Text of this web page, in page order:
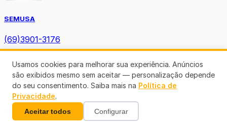
SEMUSA
(69)3901-3176
Diário Oficial TCE-RO
Usamos cookies para melhorar sua experiência. Anúncios
são exibidos mesmo sem aceitar — personalização depende
do seu consentimento. Saiba mais na Política de
Privacidade.
Aceitar todos Configurar